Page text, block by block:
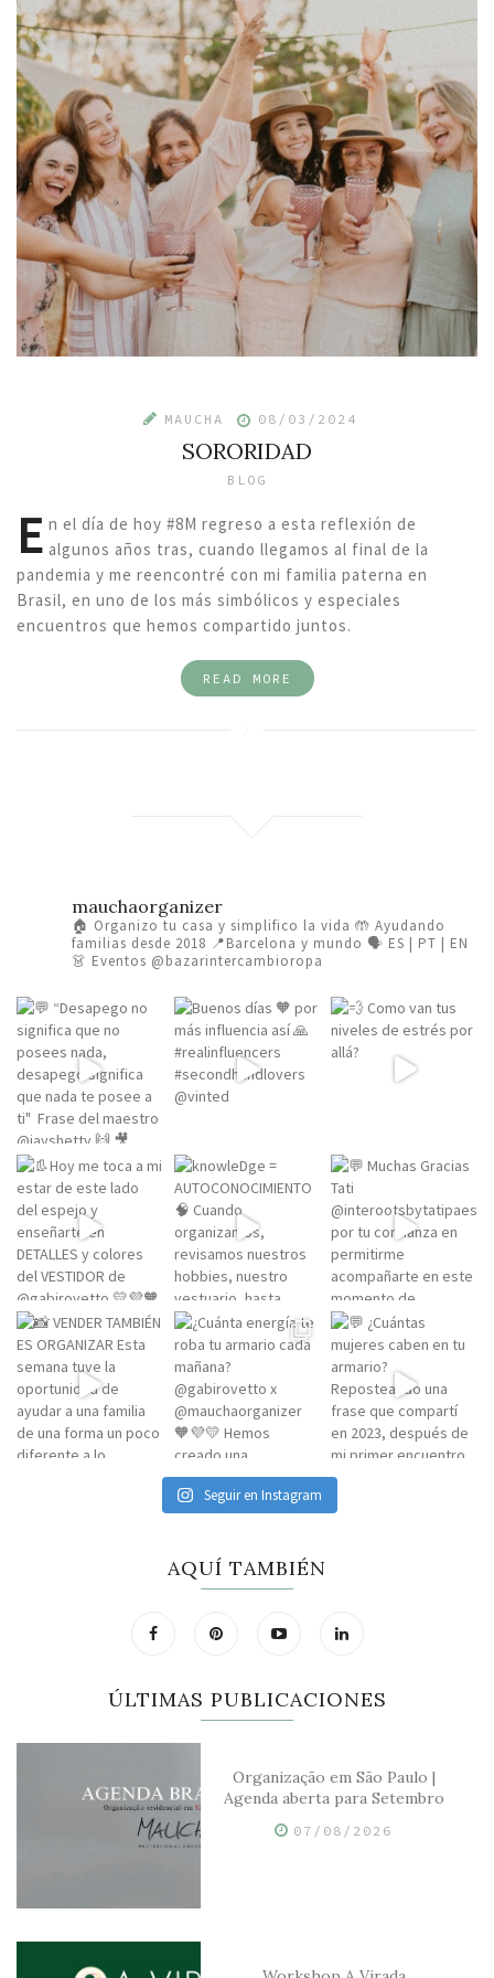
MAUCHA 08/03/2024
SORORIDAD
BLOG
E n el día de hoy #8M regreso a esta reflexión de
algunos años tras, cuando llegamos al final de la
pandemia y me reencontré con mi familia paterna en
Brasil, en uno de los más simbólicos y especiales
encuentros que hemos compartido juntos.
READ MORE
mauchaorganizer
🏠 Organizo tu casa y simplifico la vida 🤲 Ayudando
familias desde 2018 📍Barcelona y mundo 🗣️ ES | PT | EN
👗 Eventos @bazarintercambioropa
Seguir en Instagram
AQUÍ TAMBIÉN
ÚLTIMAS PUBLICACIONES
Organização em São Paulo |
Agenda aberta para Setembro
07/08/2026